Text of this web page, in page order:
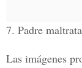
7. Padre
Las imágenes